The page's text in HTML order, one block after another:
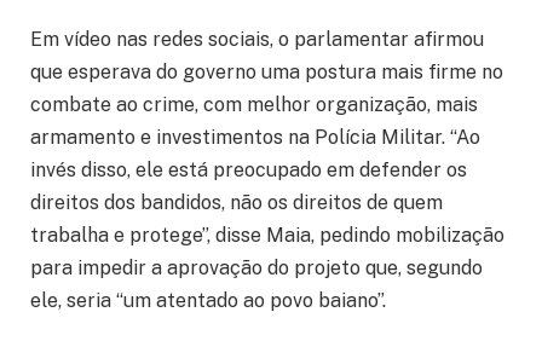
Em vídeo nas redes sociais, o parlamentar afirmou
que esperava do governo uma postura mais firme no
combate ao crime, com melhor organização, mais
armamento e investimentos na Polícia Militar. “Ao
invés disso, ele está preocupado em defender os
direitos dos bandidos, não os direitos de quem
trabalha e protege”, disse Maia, pedindo mobilização
para impedir a aprovação do projeto que, segundo
ele, seria “um atentado ao povo baiano”.